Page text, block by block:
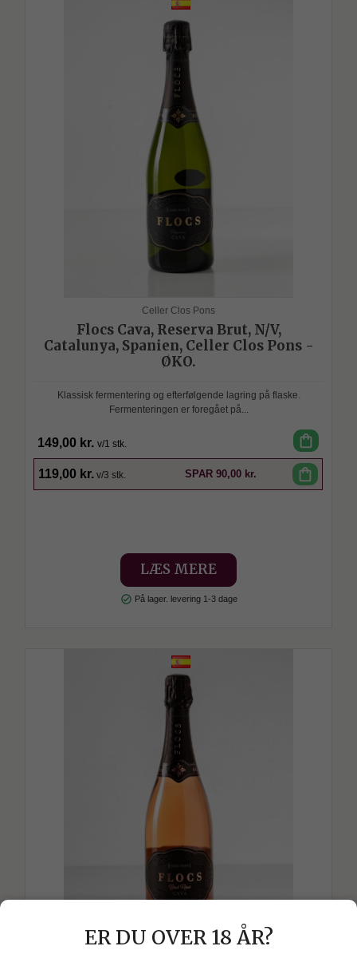
Celler Clos Pons
Flocs Cava, Reserva Brut, N/V,
Catalunya, Spanien, Celler Clos Pons -
ØKO.
Klassisk fermentering og efterfølgende lagring på flaske.
Fermenteringen er foregået på...
149,00 kr. v/1 stk. shopping_bag
119,00 kr. v/3 stk. SPAR 90,00 kr. shopping_bag
LÆS MERE
check_circle På lager. levering 1-3 dage
ER DU OVER 18 ÅR?